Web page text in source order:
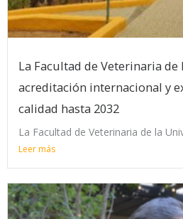
La Facultad de Veterinaria de
acreditación internacional y
calidad hasta 2032
La Facultad de Veterinaria de la
Leer más